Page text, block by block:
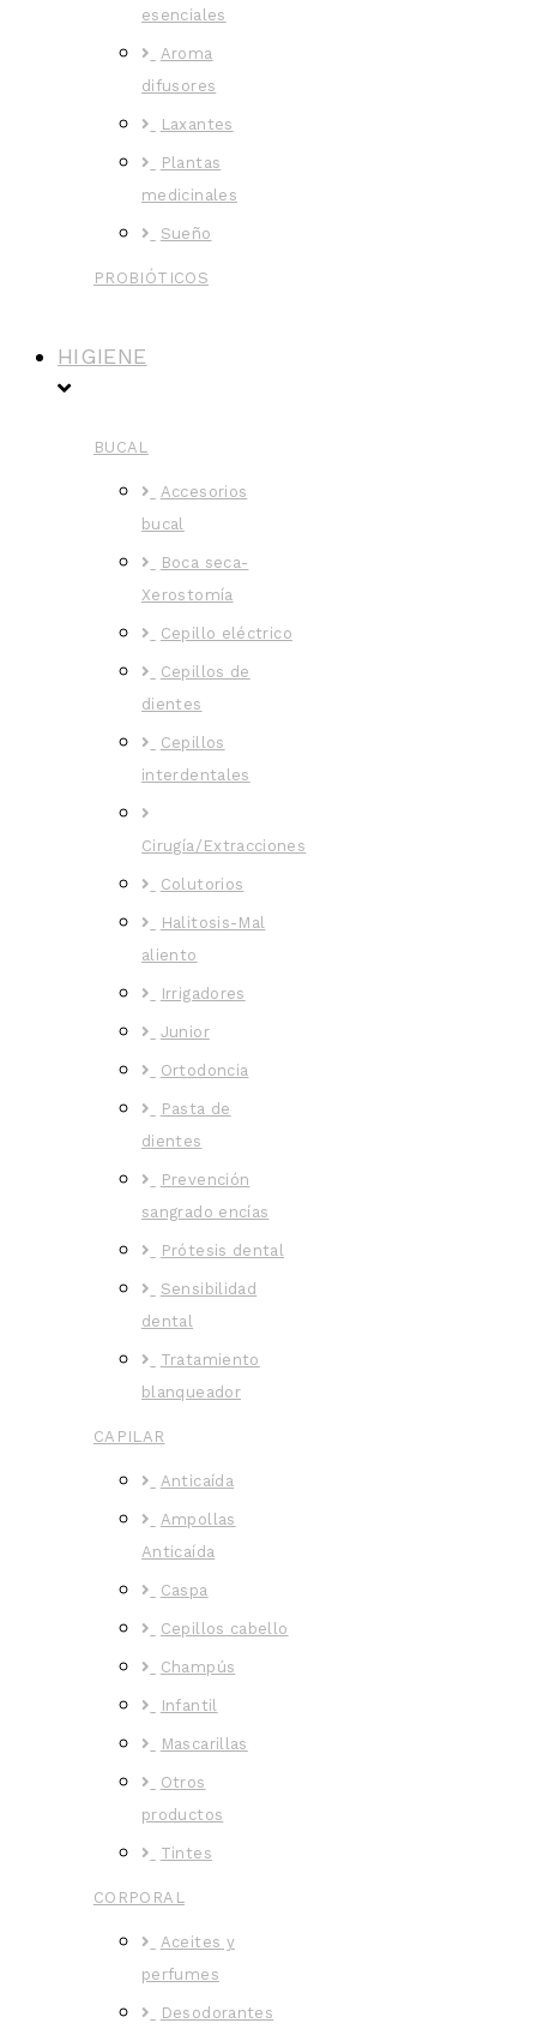
esenciales
Aroma
difusores
Laxantes
Plantas
medicinales
Sueño
PROBIÓTICOS
HIGIENE
BUCAL
Accesorios
bucal
Boca seca-
Xerostomía
Cepillo eléctrico
Cepillos de
dientes
Cepillos
interdentales
Cirugía/Extracciones
Colutorios
Halitosis-Mal
aliento
Irrigadores
Junior
Ortodoncia
Pasta de
dientes
Prevención
sangrado encías
Prótesis dental
Sensibilidad
dental
Tratamiento
blanqueador
CAPILAR
Anticaída
Ampollas
Anticaída
Caspa
Cepillos cabello
Champús
Infantil
Mascarillas
Otros
productos
Tintes
CORPORAL
Aceites y
perfumes
Desodorantes